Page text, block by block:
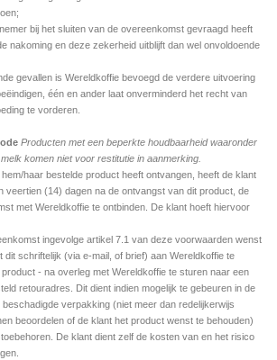
bij het sluiten van de overeenkomst gevraagd heeft
nakoming en deze zekerheid uitblijft dan wel onvoldoende
gevallen is Wereldkoffie bevoegd de verdere uitvoering
één en ander laat onverminderd het recht van
te vorderen.
Producten met een beperkte houdbaarheid waaronder
komen niet voor restitutie in aanmerking.
haar bestelde product heeft ontvangen, heeft de klant
veertien (14) dagen na de ontvangst van dit product, de
met Wereldkoffie te ontbinden. De klant hoeft hiervoor
ingevolge artikel 7.1 van deze voorwaarden wenst
dit schriftelijk (via e-mail, of brief) aan Wereldkoffie te
- na overleg met Wereldkoffie te sturen naar een
retouradres. Dit dient indien mogelijk te gebeuren in de
beschadigde verpakking (niet meer dan redelijkerwijs
beoordelen of de klant het product wenst te behouden)
De klant dient zelf de kosten van en het risico